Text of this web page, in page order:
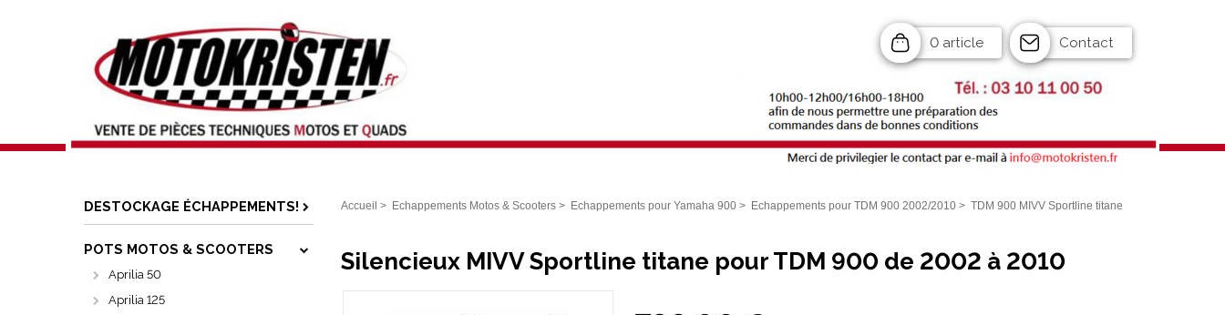
0 article Contact
DESTOCKAGE ÉCHAPPEMENTS!
POTS MOTOS & SCOOTERS
Aprilia 50
Aprilia 125
Accueil > Echappements Motos & Scooters > Echappements pour Yamaha 900 > Echappements pour TDM 900 2002/2010 > TDM 900 MIVV Sportline titane
Silencieux MIVV Sportline titane pour TDM 900 de 2002 à 2010